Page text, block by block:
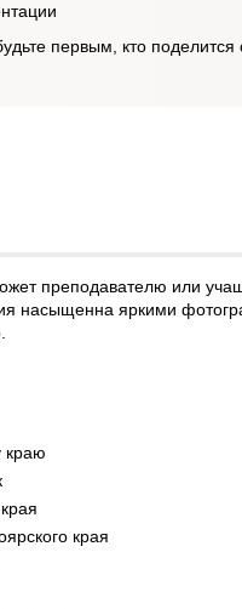
первым, кто
преподавателю или
насыщенна яркими
краю
края